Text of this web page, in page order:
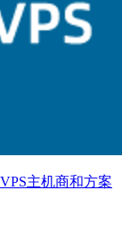
主机商和方案